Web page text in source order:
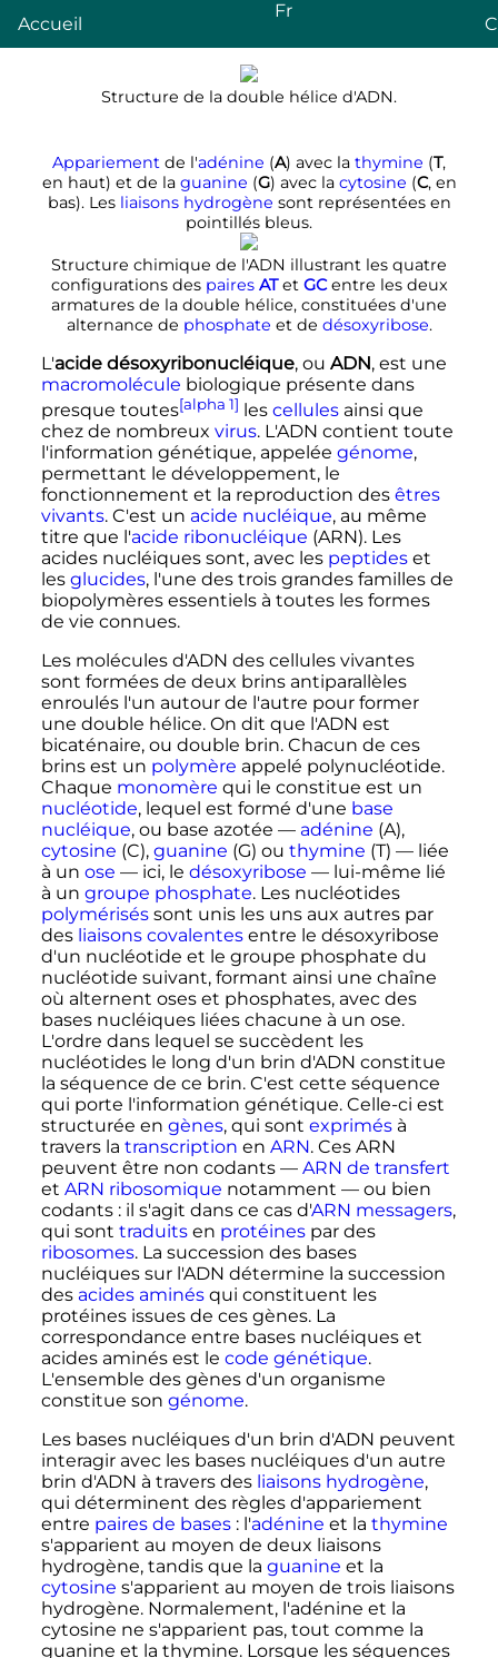
Accueil
Fr
Structure de la double hélice d'ADN.
Appariement de l'adénine (A) avec la thymine (T,
en haut) et de la guanine (G) avec la cytosine (C, en
bas). Les liaisons hydrogène sont représentées en
pointillés bleus.
Structure chimique de l'ADN illustrant les quatre
configurations des paires ATet GCentre les deux
armatures de la double hélice, constituées d'une
alternance de phosphate et de désoxyribose.
L'acide désoxyribonucléique, ou ADN, est une
macromolécule biologique présente dans
presque toutes[alpha 1] les cellulesainsi que
chez de nombreux virus. L'ADN contient toute
l'information génétique, appelée génome,
permettant le développement, le
fonctionnement et la reproduction des êtres
vivants. C'est un acide nucléique, au même
titre que l'acide ribonucléique (ARN). Les
acides nucléiques sont, avec les peptideset
les glucides, l'une des trois grandes familles de
biopolymères essentiels à toutes les formes
de vie connues.
Les molécules d'ADN des cellules vivantes
sont formées de deux brins antiparallèles
enroulés l'un autour de l'autre pour former
une double hélice. On dit que l'ADN est
bicaténaire, ou double brin. Chacun de ces
brins est un polymère appelé polynucléotide.
Chaque monomère qui le constitue est un
nucléotide, lequel est formé d'une base
nucléique, ou base azotée — adénine (A),
cytosine (C), guanine (G) ou thymine (T) — liée
à un ose — ici, le désoxyribose — lui-même lié
à un groupe phosphate. Les nucléotides
polymériséssont unis les uns aux autres par
des liaisons covalentesentre le désoxyribose
d'un nucléotide et le groupe phosphate du
nucléotide suivant, formant ainsi une chaîne
où alternent oses et phosphates, avec des
bases nucléiques liées chacune à un ose.
L'ordre dans lequel se succèdent les
nucléotides le long d'un brin d'ADN constitue
la séquence de ce brin. C'est cette séquence
qui porte l'information génétique. Celle-ci est
structurée en gènes, qui sont exprimésà
travers la transcription en ARN. Ces ARN
peuvent être non codants — ARN de transfert
et ARN ribosomique notamment — ou bien
codants : il s'agit dans ce cas d'ARN messagers,
qui sont traduitsen protéinespar des
ribosomes. La succession des bases
nucléiques sur l'ADN détermine la succession
des acides aminésqui constituent les
protéines issues de ces gènes. La
correspondance entre bases nucléiques et
acides aminés est le code génétique.
L'ensemble des gènes d'un organisme
constitue son génome.
Les bases nucléiques d'un brin d'ADN peuvent
interagir avec les bases nucléiques d'un autre
brin d'ADN à travers des liaisons hydrogène,
qui déterminent des règles d'appariement
entre paires de bases : l'adénine et la thymine
s'apparient au moyen de deux liaisons
hydrogène, tandis que la guanine et la
cytosine s'apparient au moyen de trois liaisons
hydrogène. Normalement, l'adénine et la
cytosine ne s'apparient pas, tout comme la
guanine et la thymine. Lorsque les séquences